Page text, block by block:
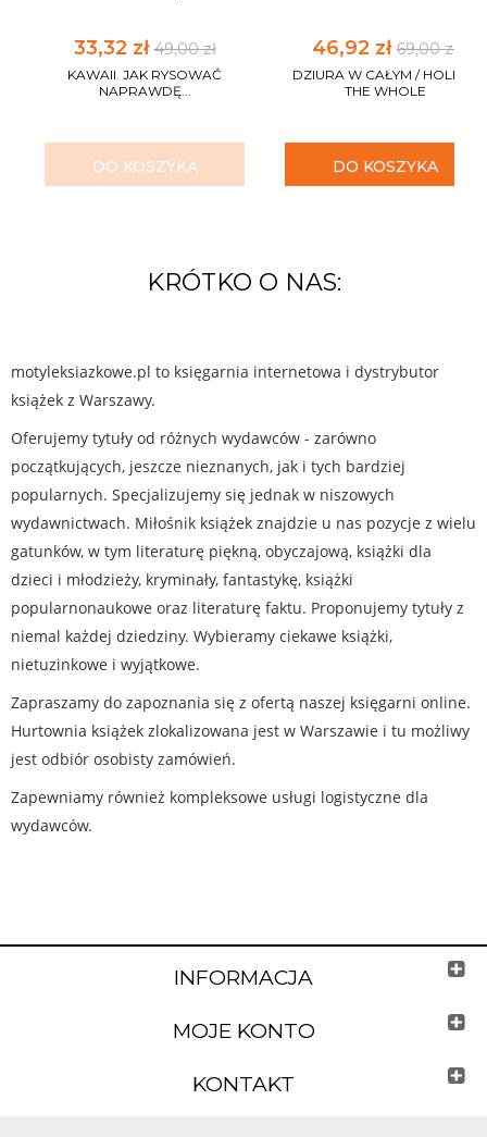
33,32 zł49,00 zł
KAWAII. JAK RYSOWAĆ
NAPRAWDĘ...
DO KOSZYKA
46,92 zł 69,00 zł
DZIURA W CAŁYM / HOLE IN
THE WHOLE
DO KOSZYKA
KRÓTKO O NAS:
motyleksiazkowe.pl to księgarnia internetowa i dystrybutor
książek z Warszawy.
Oferujemy tytuły od różnych wydawców - zarówno
początkujących, jeszcze nieznanych, jak i tych bardziej
popularnych. Specjalizujemy się jednak w niszowych
wydawnictwach. Miłośnik książek znajdzie u nas pozycje z wielu
gatunków, w tym literaturę piękną, obyczajową, książki dla
dzieci i młodzieży, kryminały, fantastykę, książki
popularnonaukowe oraz literaturę faktu. Proponujemy tytuły z
niemal każdej dziedziny. Wybieramy ciekawe książki,
nietuzinkowe i wyjątkowe.
Zapraszamy do zapoznania się z ofertą naszej księgarni online.
Hurtownia książek zlokalizowana jest w Warszawie i tu możliwy
jest odbiór osobisty zamówień.
Zapewniamy również kompleksowe usługi logistyczne dla
wydawców.
INFORMACJA
MOJE KONTO
KONTAKT